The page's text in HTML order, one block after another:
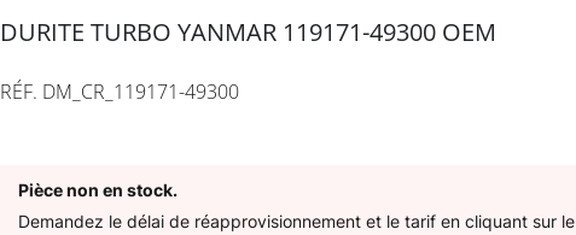
DURITE TURBO YANMAR 119171-49300 OEM
RÉF. DM_CR_119171-49300
Pièce non en stock.
Demandez le délai de réapprovisionnement et le tarif en cliquant sur le